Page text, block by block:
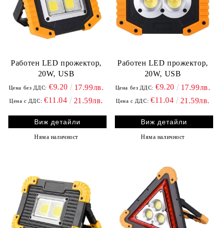
Работен LED прожектор,
20W, USB
Цена без ДДС: €9.20 17.99лв.
Цена с ДДС: €11.04 21.59лв.
Виж детайли
Няма наличност
Работен LED прожектор,
20W, USB
Цена без ДДС: €9.20 17.99лв.
Цена с ДДС: €11.04 21.59лв.
Виж детайли
Няма наличност